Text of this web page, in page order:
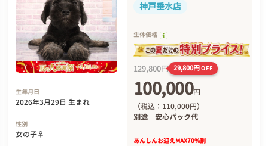
生年月日
2026年3月29日 生まれ
性別
女の子♀
神戸垂水店
生体価格
129,800円 29,800円OFF
100,000円
（税込：110,000円）
別途 安心パック代
あんしんお迎えMAX70%割